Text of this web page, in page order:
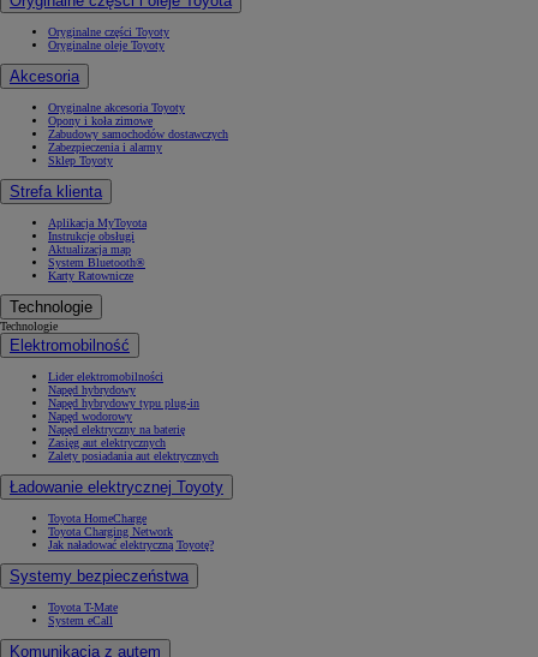
Oryginalne części Toyoty
Oryginalne oleje Toyoty
Akcesoria
Oryginalne akcesoria Toyoty
Opony i koła zimowe
Zabudowy samochodów dostawczych
Zabezpieczenia i alarmy
Sklep Toyoty
Strefa klienta
Aplikacja MyToyota
Instrukcje obsługi
Aktualizacja map
System Bluetooth®
Karty Ratownicze
Technologie
Technologie
Elektromobilność
Lider elektromobilności
Napęd hybrydowy
Napęd hybrydowy typu plug-in
Napęd wodorowy
Napęd elektryczny na baterię
Zasięg aut elektrycznych
Zalety posiadania aut elektrycznych
Ładowanie elektrycznej Toyoty
Toyota HomeCharge
Toyota Charging Network
Jak naładować elektryczną Toyotę?
Systemy bezpieczeństwa
Toyota T-Mate
System eCall
Komunikacja z autem